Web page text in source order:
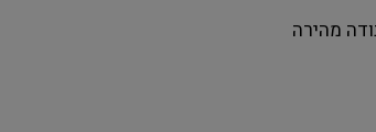
מהירה